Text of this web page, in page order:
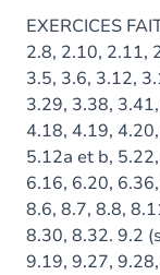
EXERCICES
2.8, 2.10, 2.11,
3.5, 3.6, 3.12,
3.29, 3.38,
4.18, 4.19,
5.12a et b,
6.16, 6.20,
8.6, 8.7, 8.8,
8.30, 8.32. 9.2
9.19, 9.27,